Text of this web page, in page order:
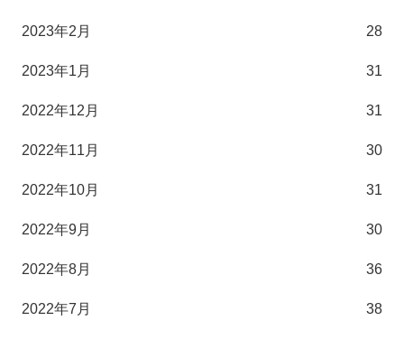
2023年2月 28
2023年1月 31
2022年12月 31
2022年11月 30
2022年10月 31
2022年9月 30
2022年8月 36
2022年7月 38